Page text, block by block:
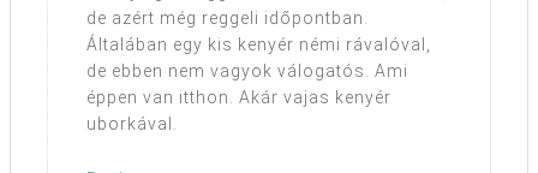
de azért még reggeli időpontban.
Általában egy kis kenyér némi rávalóval,
de ebben nem vagyok válogatós. Ami
éppen van itthon. Akár vajas kenyér
uborkával.